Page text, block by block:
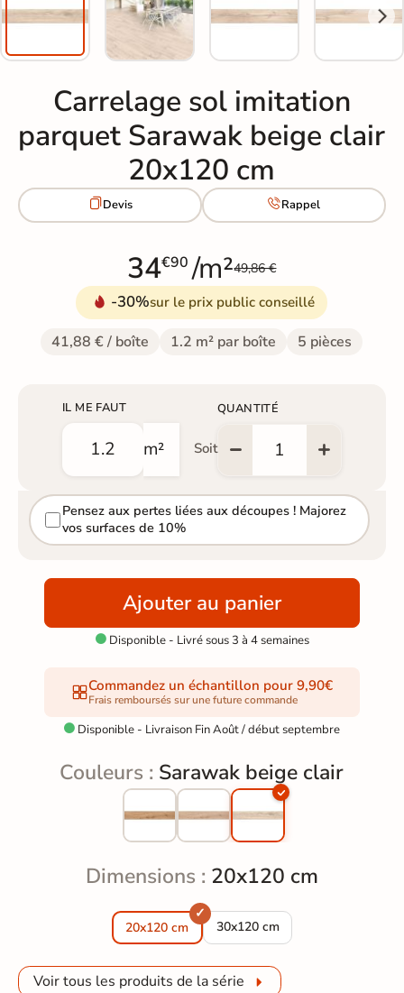
Carrelage sol imitation
parquet Sarawak beige clair
20x120 cm
Devis Rappel
34€90 /m²49,86 €
-30%sur le prix public conseillé
41,88 € / boîte 1.2 m² par boîte 5 pièces
IL ME FAUT
m² Soit
QUANTITÉ
Pensez aux pertes liées aux découpes ! Majorez
vos surfaces de 10%
Ajouter au panier
Disponible - Livré sous 3 à 4 semaines
Commandez un échantillon pour 9,90€
Frais remboursés sur une future commande
 Disponible - Livraison Fin Août / début septembre
Couleurs : Sarawak beige clair
Dimensions : 20x120 cm
20x120 cm 30x120 cm
Carrelage sol imitation parquet
Voir tous les produits de la série